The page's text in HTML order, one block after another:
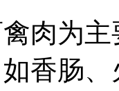
肉为
香肠